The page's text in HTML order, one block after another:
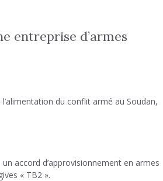
entreprise d’armes
du conflit armé au Soudan,
accord d’approvisionnement en armes
« TB2 ».